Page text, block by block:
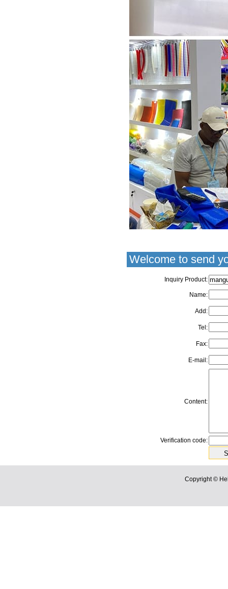
Welcome to send
Inquiry Product:
Name:
Add:
Tel:
Fax:
E-mail:
Content:
Verification code:
Copyright ©